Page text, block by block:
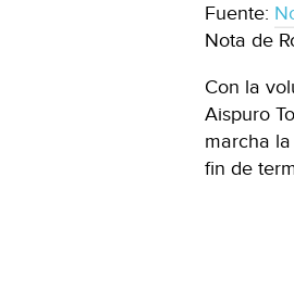
Fuente:
Nota de
Con la
Aispuro
marcha
fin de